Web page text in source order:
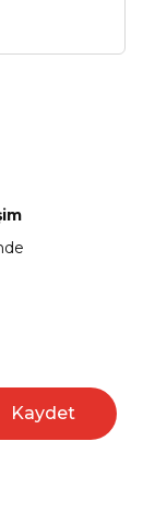
Kaydet